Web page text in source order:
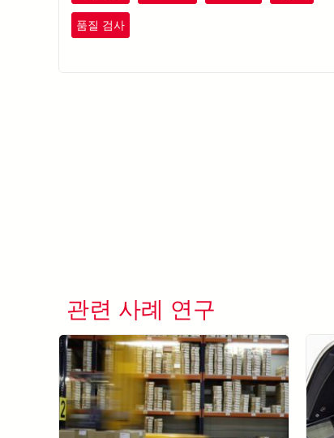
품질 검사
관련 사례 연구